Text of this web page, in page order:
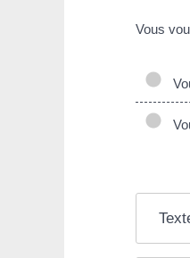
Vous